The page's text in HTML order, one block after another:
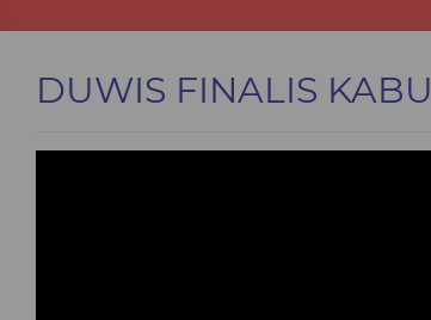
DUWIS FINALIS